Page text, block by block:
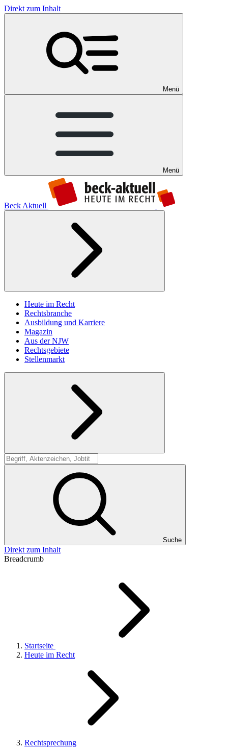
Direkt zum Inhalt
Menü
Menü
Beck Aktuell
Heute im Recht
Rechtsbranche
Ausbildung und Karriere
Magazin
Aus der NJW
Rechtsgebiete
Stellenmarkt
Suche
Suche
Direkt zum Inhalt
Breadcrumb
Startseite
Heute im Recht
Rechtsprechung